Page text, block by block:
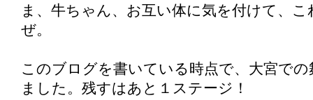
ま、牛ちゃん、お互い体に気を付けて、
ぜ。
このブログを書いている時点で、大宮で
ました。残すはあと１ステージ！